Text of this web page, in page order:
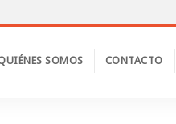
SOMOS CONTACTO